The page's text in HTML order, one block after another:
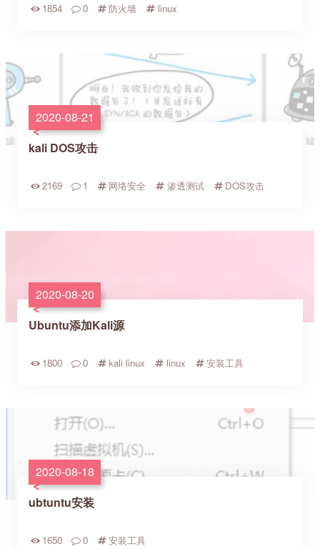
1854 0 防火墙 linux
2020-08-21
kali DOS攻击
2169 1 网络安全 渗透测试 DOS攻击
2020-08-20
Ubuntu添加Kali源
1800 0 kali linux linux 安装工具
2020-08-18
ubtuntu安装
1650 0 安装工具